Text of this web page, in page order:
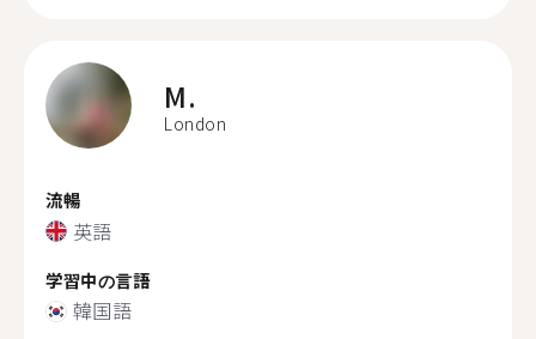
M.
London
流暢
英語
学習中の言語
韓国語